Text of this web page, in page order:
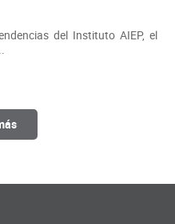
del Instituto AIEP, el